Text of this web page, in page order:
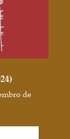
de